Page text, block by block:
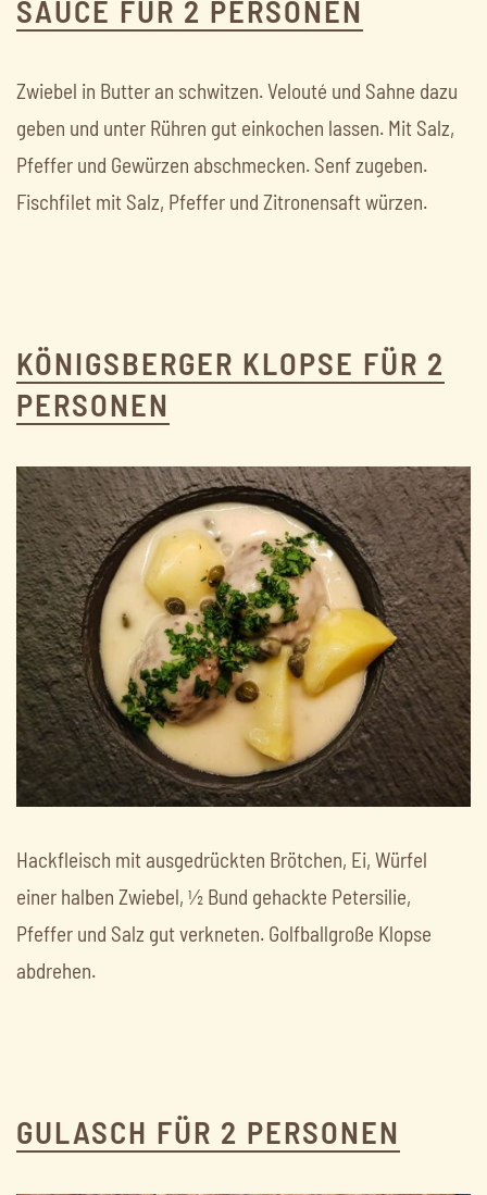
SAUCE FÜR 2 PERSONEN
Zwiebel in Butter an schwitzen. Velouté und Sahne dazu
geben und unter Rühren gut einkochen lassen. Mit Salz,
Pfeffer und Gewürzen abschmecken. Senf zugeben.
Fischfilet mit Salz, Pfeffer und Zitronensaft würzen.
KÖNIGSBERGER KLOPSE FÜR 2
PERSONEN
Hackfleisch mit ausgedrückten Brötchen, Ei, Würfel
einer halben Zwiebel, ½ Bund gehackte Petersilie,
Pfeffer und Salz gut verkneten. Golfballgroße Klopse
abdrehen.
GULASCH FÜR 2 PERSONEN